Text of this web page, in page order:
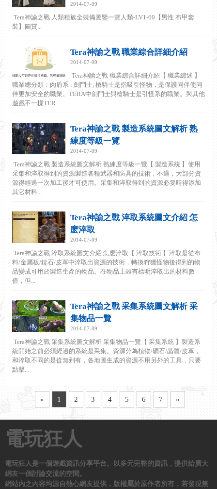
2014-07-09
Tera神諭之戰 人類種族全裝備圖鑒一覽人類-LV1-60【男性 布甲套
裝】圖賞...
Tera神諭之戰 職業綜合詳細介紹
2014-07-09
Tera神諭之戰 職業綜合詳細介紹【 職業綜述 】
職業總分類：肉盾系 : 劍鬥士, 槍騎士是指吸引怪物，是保護同伴使同
伴更加安全的職業。TERA中劍鬥士與槍騎士是引怪系的職業。與其他
遊戲不一樣TER...
Tera神諭之戰 製造系統圖文解析 熟
練度等級一覽
2014-07-09
Tera神諭之戰 製造系統圖文解析 熟練度等級一覽【 製造系統 】使用
采集和淬取得到的資源製造各種武器和防具的技術，不過，大部分資
源得經過一次加工後才可使用。采集和淬取得到的資源必要時得添加
其它材料...
Tera神諭之戰 淬取系統圖文介紹 怎
麽淬取
2014-07-09
Tera神諭之戰 淬取系統圖文介紹 怎麽淬取【 淬取技術 】淬取是從布
料/金屬板/錠石/皮革中淬取出資源的技術，轉換狩獵怪物後得到的物
品變成可用於製造生產的物品。在物品上雖有標明淬取出的材料數
值，但...
Tera神諭之戰 采集系統圖文解析 采
集物品一覽
2014-07-09
Tera神諭之戰 采集系統圖文解析 采集物品一覽【 采集系統 】製造系
統開始之前必須經過的系統是采集。資源分為植物/礦石/晶體/皮革，
和淬取不同的是從無到有，各地圖生成的資源不用另外的工具，只要
點擊...
« 1 2 3 4 5 6 7 »
電玩狂人
電玩狂人是一個遊戲資訊分享平台。以多元完整的資訊，提供給廣大
網友一個討論交流的空間。
網站內之內容均源自熱心網友提供，版權屬於原作者所有，若發現無